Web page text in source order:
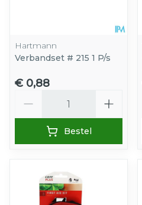
Hartmann
Verbandset # 215 1 P/s
€ 0,88
Bestel